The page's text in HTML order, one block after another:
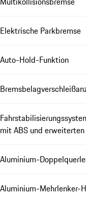
Elektrische Parkbremse
Auto-Hold-Funktion
mit ABS und
Aluminium-
Aluminium-Mehrlenker-